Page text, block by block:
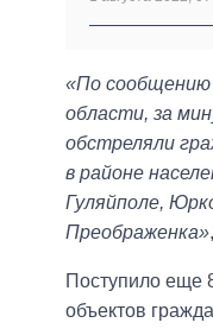
«По
области, за
обстреляли
в районе
Гуляйполе,
Преображенка»
Поступило еще
объектов